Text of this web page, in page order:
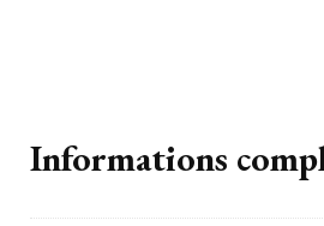
Informations